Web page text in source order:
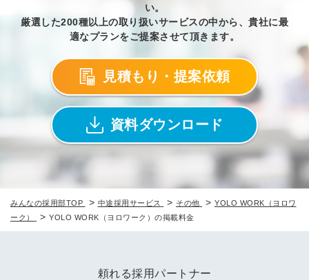
い。
厳選した200種以上の取り扱いサービスの中から、貴社に最
適なプランをご提案させて頂きます。
見積もり・提案依頼
資料ダウンロード
みんなの採用部TOP > 中途採用サービス > その他 > YOLO WORK（ヨロワ
ーク）
> YOLO WORK（ヨロワーク）の掲載料金
頼れる採用パートナー